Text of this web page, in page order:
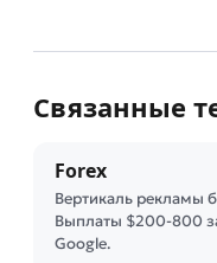
Связанные
Forex
Вертикаль рекламы
Выплаты $200-800
Google.